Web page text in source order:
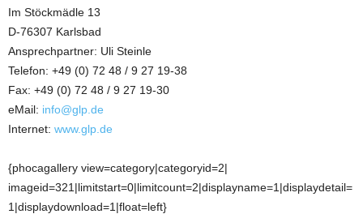
Im Stöckmädle 13
D-76307 Karlsbad
Ansprechpartner: Uli Steinle
Telefon: +49 (0) 72 48 / 9 27 19-38
Fax: +49 (0) 72 48 / 9 27 19-30
eMail: info@glp.de
Internet: www.glp.de
{phocagallery view=category|categoryid=2|
imageid=321|limitstart=0|limitcount=2|displayname=1|displaydetail=
1|displaydownload=1|float=left}